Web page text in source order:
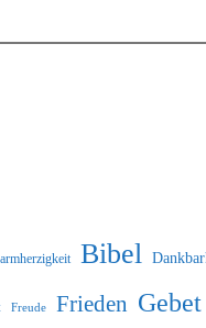
Bibel
Freude Frieden Gebet